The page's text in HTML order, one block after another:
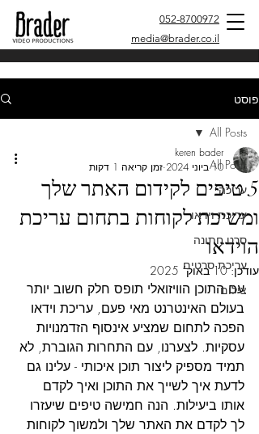
052-8700972
media@brader.co.il
פוסט
All Posts
עריכה
עריכת וידאו
סרט חתונה
עריכת סרטים
צילום
All Posts
5 טיפים לקידום האתר שלך
ומשיכת לקוחות בתחום עריכת
הוידאו
keren bader
10 ביוני 2024
זמן קריאה 1 דקות
עודכן:10 באוק׳ 2025
עם התוכן הוויזואלי תופס חלק חשוב יותר
בעולם האינטרנט מאי פעם, עריכת וידאו
הפכה לתחום שמציע אינסוף הזדמנויות
עסקיות. לצערנו, עם התחרות הגוברת, לא
תמיד מספיק ליצור תוכן איכותי - עלינו גם
לדעת איך לשייך את התוכן ואיך לקדם
אותו ביעילות. הנה חמישה טיפים שיעזרו
לך לקדם את האתר שלך ולמשוך לקוחות